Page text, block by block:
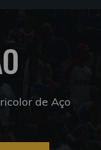
de Aço